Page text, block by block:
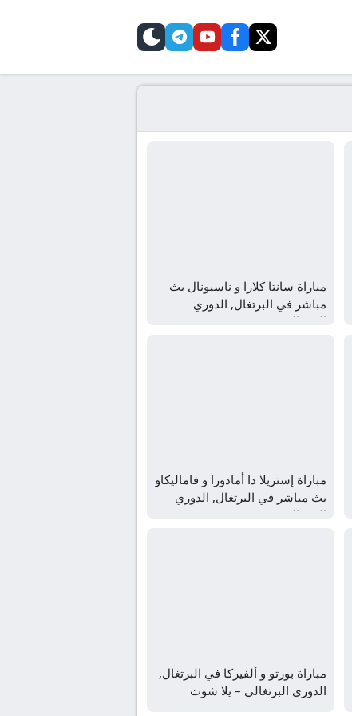
twitter
facebook
youtube
telegram
skin
مباراة سانتا كلارا و ناسيونال بث
مباشر في البرتغال, الدوري
البرتغالي
مباراة إستريلا دا أمادورا و فاماليكاو
بث مباشر في البرتغال, الدوري
البرتغالي
مباراة بورتو و ألفيركا في البرتغال,
الدوري البرتغالي – يلا شوت